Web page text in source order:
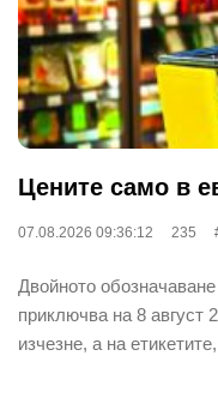
Цените само в
07.08.2026 09:36:12 235
Двойното
приключва на 8 август
изчезне, а на